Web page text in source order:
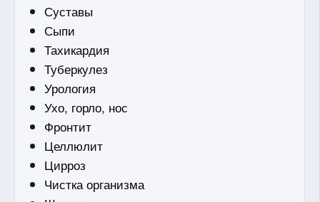
Суставы
Сыпи
Тахикардия
Туберкулез
Урология
Ухо, горло, нос
Фронтит
Целлюлит
Цирроз
Чистка организма